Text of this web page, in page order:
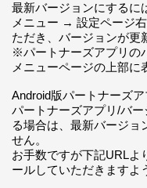
最新バージョンにするに
メニュー → 設定ページ
ただき、バージョンが更
※パートナーズアプリの
メニューページの上部に
Android版パートナーズ
パートナーズアプリ/バ
る場合は、最新バージョ
せん。
お手数ですが下記URLよ
ールしていただきますよ